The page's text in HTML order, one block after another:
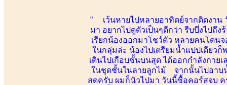
” เว้นหายไปหลายอาทิตย์จากติดงาน
มา อยากไปดูตัวเป็นๆดีกว่า รีบบึ่งไปถึ
เรียกน้องออกมาโชว์ตัว หลายคนโดน
ในกลุ่มล่ะ น้องไปเตรียมน้ำแปปเดียว
เดินไปเกือบชั้นบนสุด ได้ออกกำลังกา
ในชุดชั้นในลายลูกไม้ จากนั้นไปอาบ
สดครับ ผมก็นัวไปมา วันนี้ซื้อคอร์สจบ